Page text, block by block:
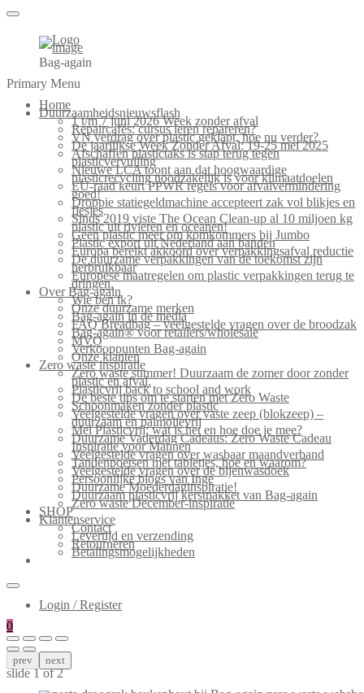
Bag-again
Primary Menu
Home
Duurzaamheidsnieuwsflash
1 t/m 7 juni 2026 Week zonder afval
Repaircafés: cursus leren repareren?
VN verdrag over plastic geklapt, hoe nu verder?
De jaarlijkse Week Zonder Afval: 19-25 mei 2025
Afschaffen plastictaks is stap terug tegen
plasticvervuiling
Nieuwe LCA toont aan dat hoogwaardige
plasticrecycling noodzakelijk is voor klimaatdoelen
EU-raad keurt PPWR regels voor afvalvermindering
goed!
Droppie statiegeldmachine accepteert zak vol blikjes en
flesjes
Sinds 2019 viste The Ocean Clean-up al 10 miljoen kg
plastic uit rivieren en oceanen!
Geen plastic meer om komkommers bij Jumbo
Plastic export uit Nederland aan banden
Europa bereikt akkoord over verpakkingsafval reductie
De duurzame verpakkingen van de toekomst zijn
herbruikbaar
Europese maatregelen om plastic verpakkingen terug te
dringen.
Over Bag-again
Wie ben ik?
Onze duurzame merken
Bag-again in de media
FAQ Breadbag – veelgestelde vragen over de broodzak
Bag-again® voor retailers/wholesale
MVO
Verkooppunten Bag-again
Onze klanten
Zero waste inspiratie
Zero waste summer! Duurzaam de zomer door zonder
plastic en afval.
Plasticvrij back to school and work
De beste tips om te starten met Zero Waste
Schoonmaken zonder plastic
Veelgestelde vragen over vaste zeep (blokzeep) –
duurzaam en palmolievrij
Mei Plasticvrij: wat is het en hoe doe je mee?
Duurzame Vaderdag Cadeaus: Zero Waste Cadeau
Inspiratie voor Mannen
Veelgestelde vragen over wasbaar maandverband
Tandenpoetsen met tabletjes, hoe en waarom?
Veelgestelde vragen over de bijenwasdoek
Persoonlijke blogs van Inge
Duurzame Moederdaginspiratie!
Duurzaam plasticvrij kerstpakket van Bag-again
Zero waste December-inspiratie
SHOP
Klantenservice
Contact
Levertijd en verzending
Retourneren
Betalingsmogelijkheden
Login / Register
0
prev next
slide1of 2